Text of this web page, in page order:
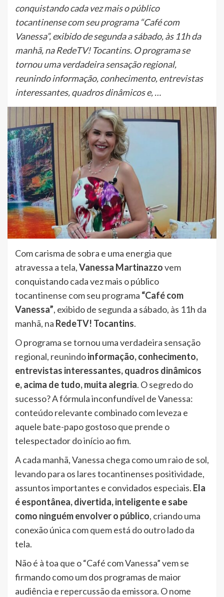
conquistando cada vez mais o público
tocantinense com seu programa “Café com
Vanessa”, exibido de segunda a sábado, às 11h da
manhã, na RedeTV! Tocantins. O programa se
tornou uma verdadeira sensação regional,
reunindo informação, conhecimento, entrevistas
interessantes, quadros dinâmicos e, …
Com carisma de sobra e uma energia que
atravessa a tela,Vanessa Martinazzovem
conquistando cada vez mais o público
tocantinense com seu programa “Café com
Vanessa”, exibido de segunda a sábado, às 11h da
manhã, na RedeTV! Tocantins.
O programa se tornou uma verdadeira sensação
regional, reunindoinformação, conhecimento,
entrevistas interessantes, quadros dinâmicos
e, acima de tudo, muita alegria. O segredo do
sucesso? A fórmula inconfundível de Vanessa:
conteúdo relevante combinado com leveza e
aquele bate-papo gostoso que prende o
telespectador do início ao fim.
A cada manhã, Vanessa chega como um raio de sol,
levando para os lares tocantinenses positividade,
assuntos importantes e convidados especiais. Ela
é espontânea, divertida, inteligente e sabe
como ninguém envolver o público, criando uma
conexão única com quem está do outro lado da
tela.
Não é à toa que o “Café com Vanessa” vem se
firmando como um dos programas de maior
audiência e repercussão da emissora. O nome